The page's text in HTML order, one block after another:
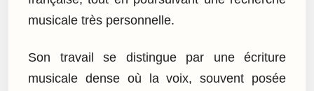
musicale très personnelle.
Son travail se distingue par une écriture
musicale dense où la voix, souvent posée